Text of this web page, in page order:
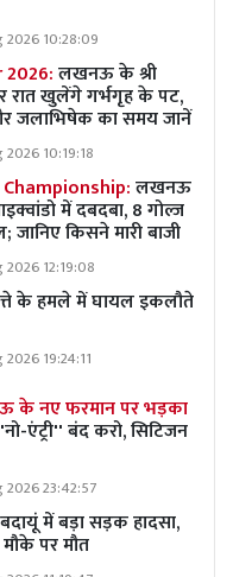
2026 10:28:09
लखनऊ के श्री
रात खुलेंगे गर्भगृह के पट,
जलाभिषेक का समय जानें
10:19:18
लखनऊ
में दबदबा, 8 गोल्ज
किसने मारी बाजी
12:19:08
के हमले में घायल इकलौते
19:24:11
नए फरमान पर भड़का
एंट्री'' बंद करो, सिटिजन
2026 23:42:57
बदायूं में बड़ा सड़क हादसा,
पर मौत